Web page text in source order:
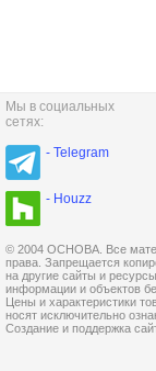
Мы в социальных
сетях:
- Telegram
- Houzz
© 2004 ОСНОВА. Все
права. Запрещается
на другие сайты и
информации и объектов
Цены и характеристики
носят исключительно
Создание и поддержка